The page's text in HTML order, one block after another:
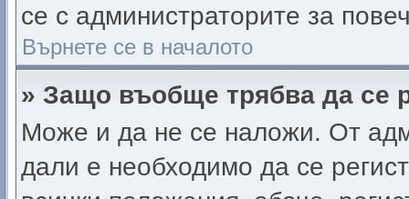
се с администраторите за
Върнете се в началото
» Защо въобще трябва да се
Може и да не се наложи. От
дали е необходимо да се